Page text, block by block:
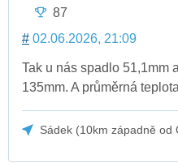
87
# 02.06.2026, 21:09
Tak u nás spadlo 51,1mm
135mm. A průměrná
Sádek (10km západně od